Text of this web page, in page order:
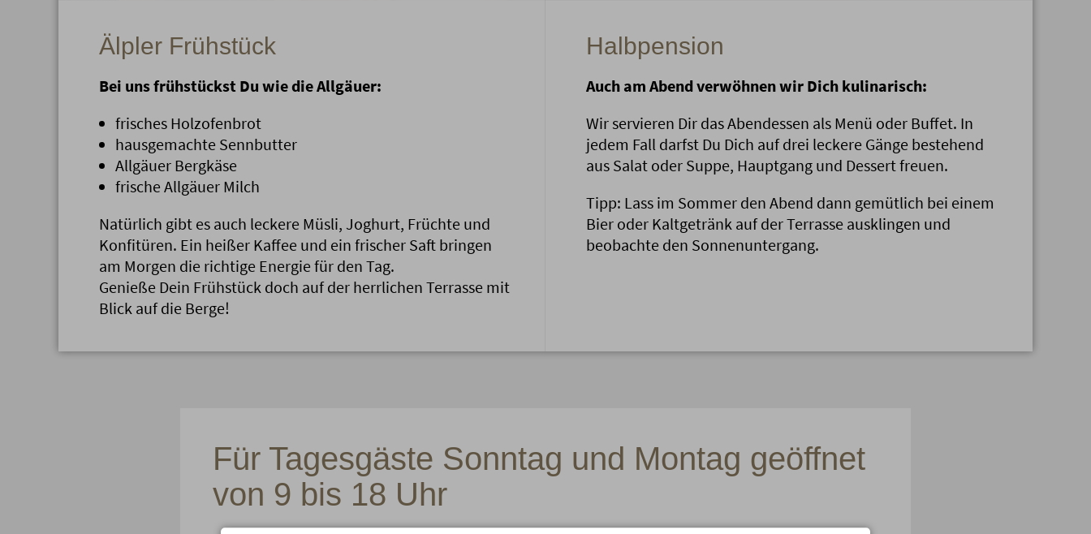
Älpler Frühstück
Bei uns frühstückst Du wie die Allgäuer:
frisches Holzofenbrot
hausgemachte Sennbutter
Allgäuer Bergkäse
frische Allgäuer Milch
Natürlich gibt es auch leckere Müsli, Joghurt, Früchte und
Konfitüren. Ein heißer Kaffee und ein frischer Saft bringen
am Morgen die richtige Energie für den Tag.
Genieße Dein Frühstück doch auf der herrlichen Terrasse mit
Blick auf die Berge!
Halbpension
Auch am Abend verwöhnen wir Dich kulinarisch:
Wir servieren Dir das Abendessen als Menü oder Buffet. In
jedem Fall darfst Du Dich auf drei leckere Gänge bestehend
aus Salat oder Suppe, Hauptgang und Dessert freuen.
Tipp: Lass im Sommer den Abend dann gemütlich bei einem
Bier oder Kaltgetränk auf der Terrasse ausklingen und
beobachte den Sonnenuntergang.
Für Tagesgäste Sonntag und Montag geöffnet
von 9 bis 18 Uhr